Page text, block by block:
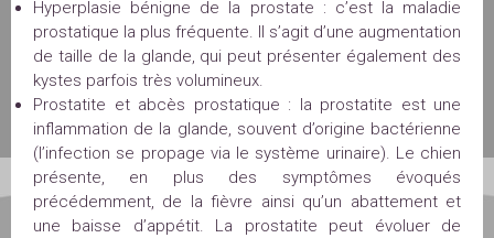
Hyperplasie bénigne de la prostate : c’est la maladie
prostatique la plus fréquente. Il s’agit d’une augmentation
de taille de la glande, qui peut présenter également des
kystes parfois très volumineux.
Prostatite et abcès prostatique : la prostatite est une
inflammation de la glande, souvent d’origine bactérienne
(l’infection se propage via le système urinaire). Le chien
présente, en plus des symptômes évoqués
précédemment, de la fièvre ainsi qu’un abattement et
une baisse d’appétit. La prostatite peut évoluer de